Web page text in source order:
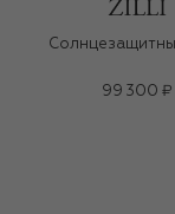
99 300 ₽